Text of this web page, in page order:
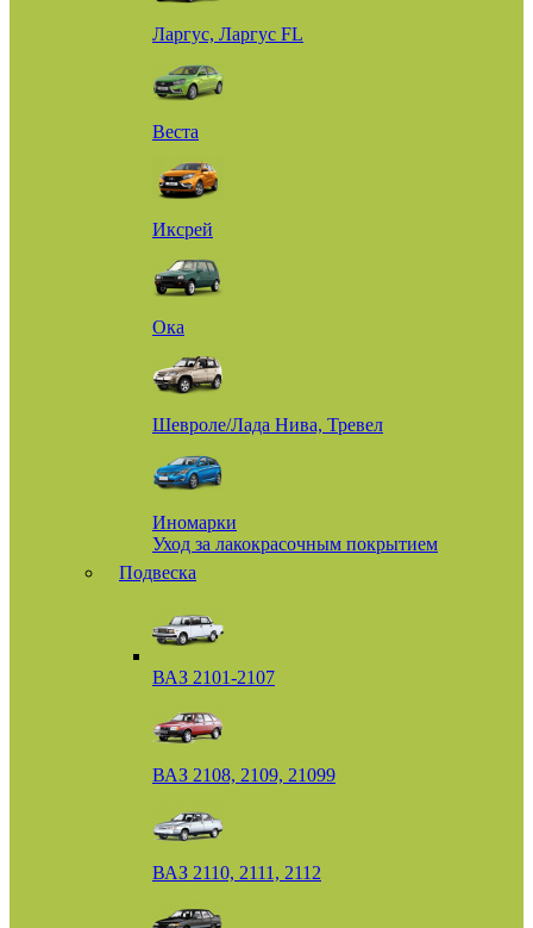
Ларгус, Ларгус FL
Веста
Иксрей
Ока
Шевроле/Лада Нива, Тревел
Иномарки
Уход за лакокрасочным покрытием
Подвеска
ВАЗ 2101-2107
ВАЗ 2108, 2109, 21099
ВАЗ 2110, 2111, 2112